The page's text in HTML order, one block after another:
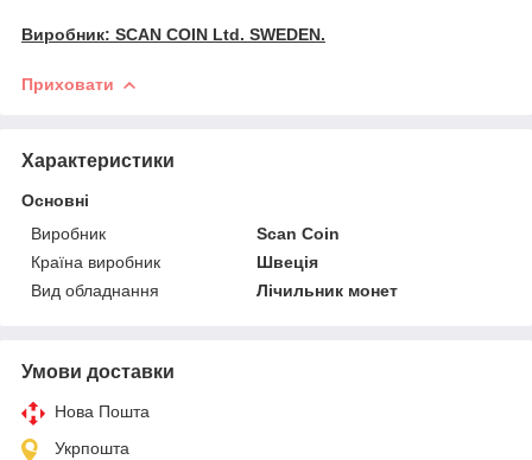
Виробник: SCAN COIN Ltd. SWEDEN.
Приховати
Характеристики
Основні
Виробник
Scan Coin
Країна виробник
Швеція
Вид обладнання
Лічильник монет
Умови доставки
Нова Пошта
Укрпошта